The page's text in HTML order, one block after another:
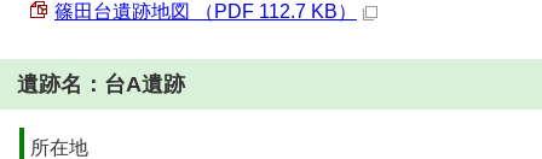
篠田台遺跡地図 （PDF 112.7 KB）
遺跡名：台A遺跡
所在地